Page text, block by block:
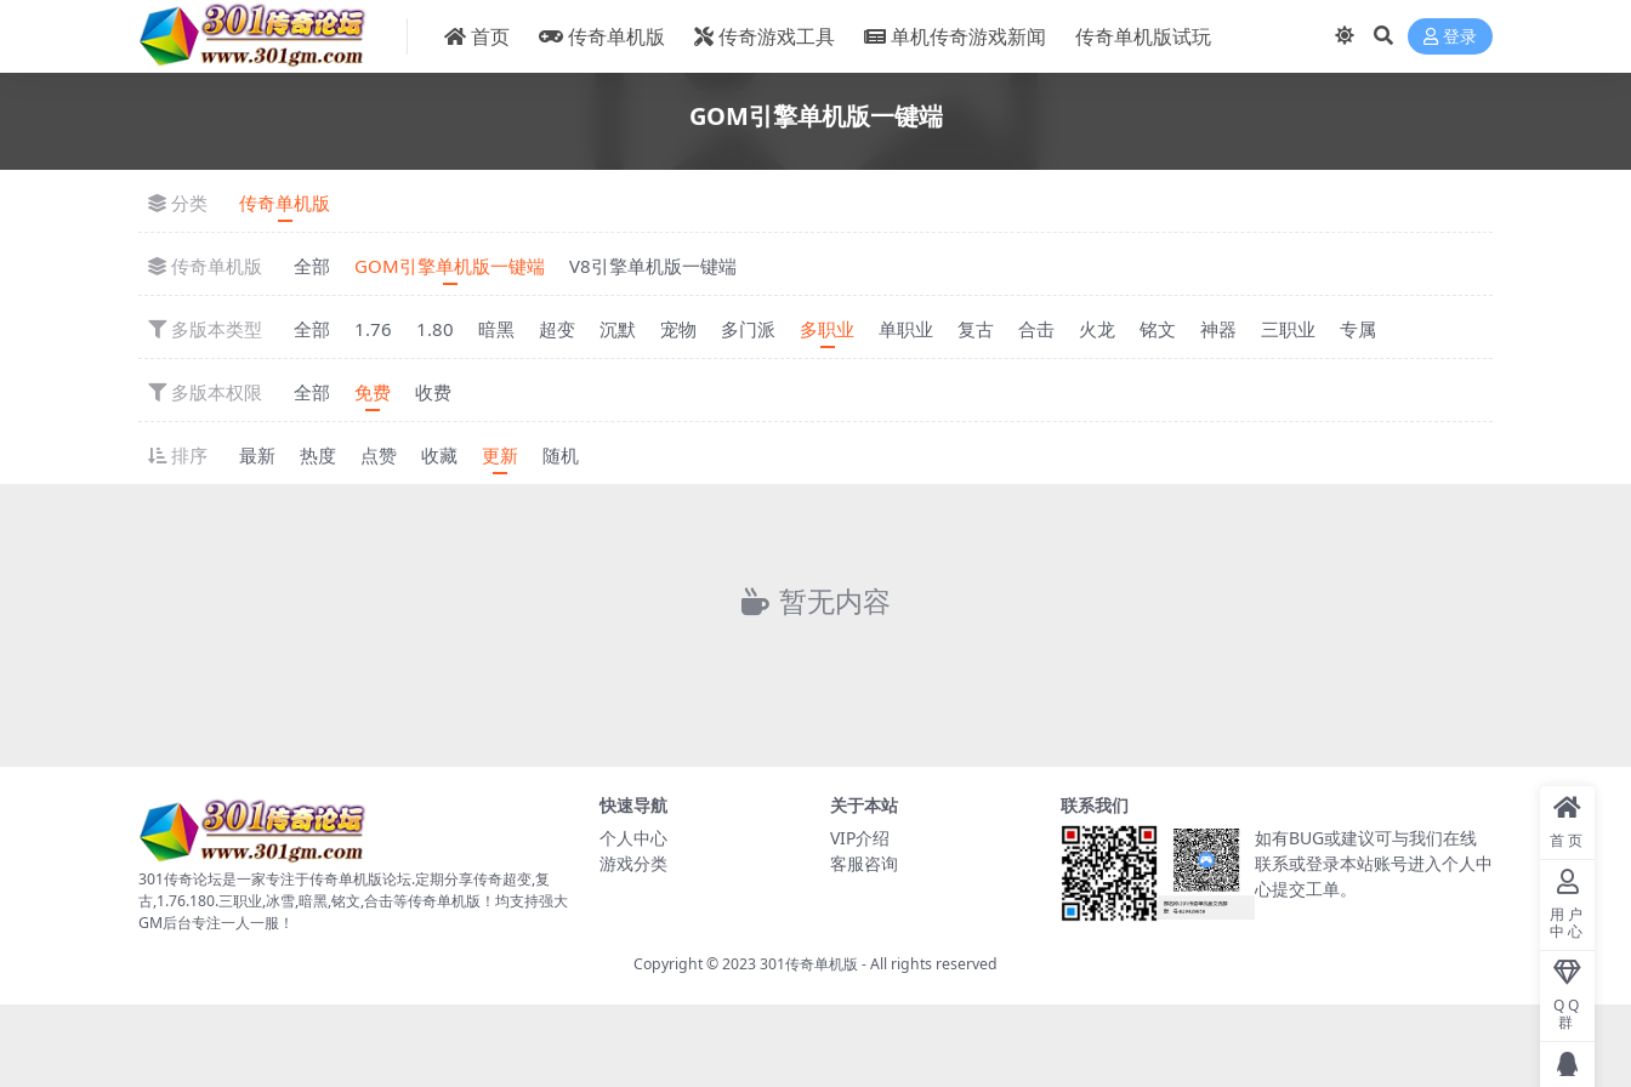
首页 传奇单机版 传奇游戏工具 单机传奇游戏新闻 传奇单机版试玩 登录
GOM引擎单机版一键端
分类 传奇单机版
传奇单机版 全部 GOM引擎单机版一键端 V8引擎单机版一键端
多版本类型 全部 1.76 1.80 暗黑 超变 沉默 宠物 多门派 多职业 单职业 复古 合击 火龙 铭文 神器 三职业 专属
多版本权限 全部 免费 收费
排序 最新 热度 点赞 收藏 更新 随机
暂无内容
301传奇论坛是一家专注于传奇单机版论坛.定期分享传奇超变,复
古,1.76.180.三职业,冰雪,暗黑,铭文,合击等传奇单机版！均支持强大
GM后台专注一人一服！
快速导航
个人中心
游戏分类
关于本站
VIP介绍
客服咨询
联系我们
如有BUG或建议可与我们在线
联系或登录本站账号进入个人中
心提交工单。
Copyright © 2023301传奇单机版 - All rights reserved
首页
用户
中心
QQ
群